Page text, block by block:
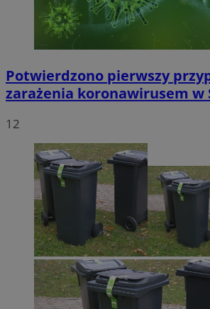
Potwierdzono pierwszy
zarażenia koronawirusem w
12